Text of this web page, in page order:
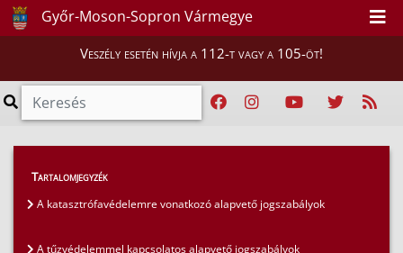
Győr-Moson-Sopron Vármegye
Veszély esetén hívja a 112-t vagy a 105-öt!
Szakmai tájékoztatók
Az iparbiztonságra vonatkozó alapvető
Tartalomjegyzék
A katasztrófavédelemre vonatkozó alapvető jogszabályok
A tűzvédelemmel kapcsolatos alapvető jogszabályok